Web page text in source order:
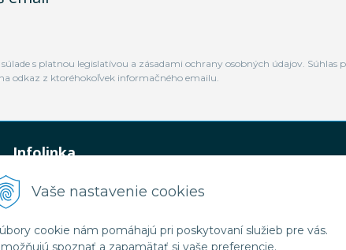
Vaše nastavenie cookies
cookie nám pomáhajú pri poskytovaní služieb pre vás.
spoznať a zapamätať si vaše preferencie.
s platnou legislatívou a zásadami ochrany osobných údajov.
odkaz z ktoréhokoľvek informačného emailu.
Infolinka
0948 449 364
predaj@jamtal.sk